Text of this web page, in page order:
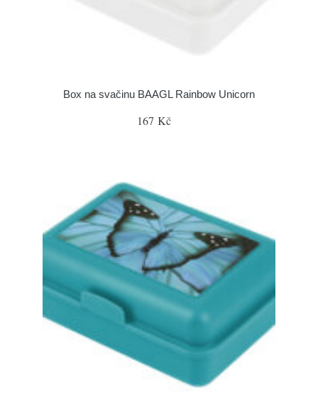
Box na svačinu BAAGL Rainbow Unicorn
167 Kč